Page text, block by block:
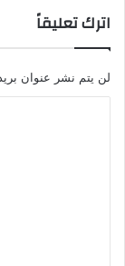
اترك تعليقاً
لن يتم نشر عنوان